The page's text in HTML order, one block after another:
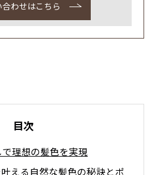
合わせはこちら
目次
理想の髪色を実現
える自然な髪色の秘訣とポ